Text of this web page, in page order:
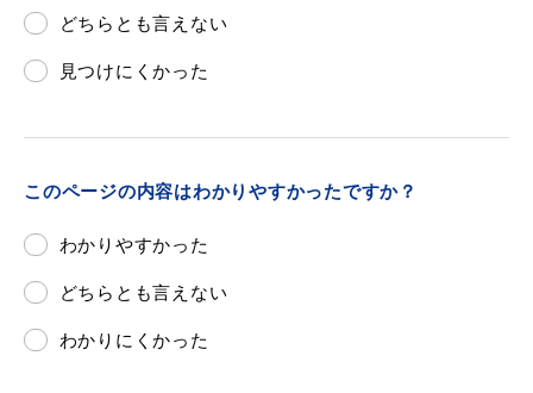
各種相談窓口
公共交通・
公共施設
どちらとも言えない
見つけにくかった
このページの内容はわかりやすかったですか？
わかりやすかった
どちらとも言えない
わかりにくかった